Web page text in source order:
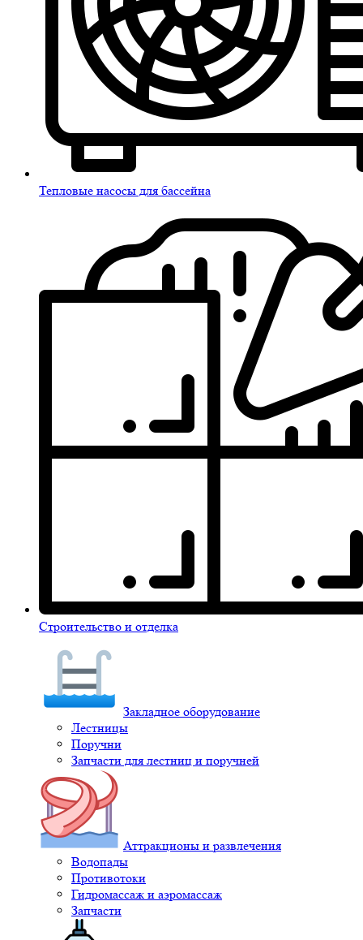
Тепловые насосы для бассейна
Строительство и отделка
Закладное оборудование
Лестницы
Поручни
Запчасти для лестниц и поручней
Аттракционы и развлечения
Водопады
Противотоки
Гидромассаж и аэромассаж
Запчасти